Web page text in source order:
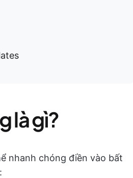
là gì?
nhanh chóng điền vào bất